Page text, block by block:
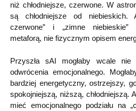
niż chłodniejsze, czerwone. W
są chłodniejsze od niebieskich.
czerwone” i „zimne niebieskie”
metaforą, nie fizycznym opisem
Przyszła sAI mogłaby wcale nie
odwrócenia emocjonalnego.
bardziej energetyczny, ostrzejszy,
spokojniejszą, niższą, chłodniejszą.
mieć emocjonalnego podziału na